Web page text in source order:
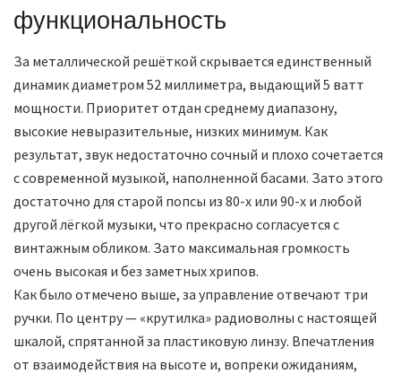
функциональность
За металлической решёткой скрывается единственный
динамик диаметром 52 миллиметра, выдающий 5 ватт
мощности. Приоритет отдан среднему диапазону,
высокие невыразительные, низких минимум. Как
результат, звук недостаточно сочный и плохо сочетается
с современной музыкой, наполненной басами. Зато этого
достаточно для старой попсы из 80-х или 90-х и любой
другой лёгкой музыки, что прекрасно согласуется с
винтажным обликом. Зато максимальная громкость
очень высокая и без заметных хрипов.
Как было отмечено выше, за управление отвечают три
ручки. По центру — «крутилка» радиоволны с настоящей
шкалой, спрятанной за пластиковую линзу. Впечатления
от взаимодействия на высоте и, вопреки ожиданиям,